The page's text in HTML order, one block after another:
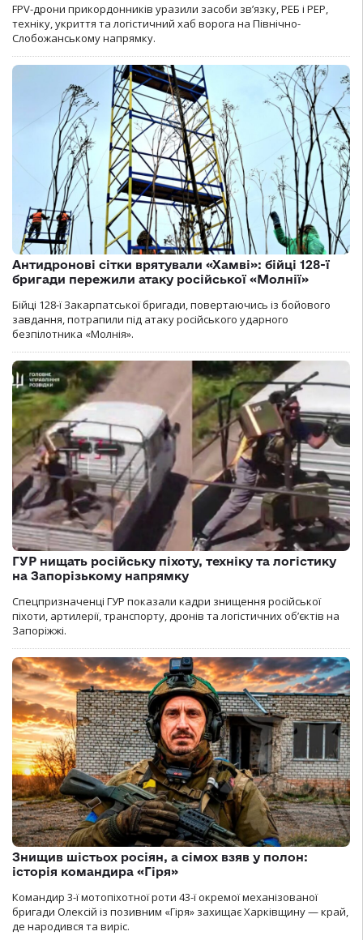
FPV-дрони прикордонників уразили засоби зв’язку, РЕБ і РЕР,
техніку, укриття та логістичний хаб ворога на Північно-
Слобожанському напрямку.
Антидронові сітки врятували «Хамві»: бійці 128-ї
бригади пережили атаку російської «Молнії»
Бійці 128-ї Закарпатської бригади, повертаючись із бойового
завдання, потрапили під атаку російського ударного
безпілотника «Молнія».
ГУР нищать російську піхоту, техніку та логістику
на Запорізькому напрямку
Спецпризначенці ГУР показали кадри знищення російської
піхоти, артилерії, транспорту, дронів та логістичних об’єктів на
Запоріжжі.
Знищив шістьох росіян, а сімох взяв у полон:
історія командира «Гіря»
Командир 3-ї мотопіхотної роти 43-ї окремої механізованої
бригади Олексій із позивним «Гіря» захищає Харківщину — край,
де народився та виріс.